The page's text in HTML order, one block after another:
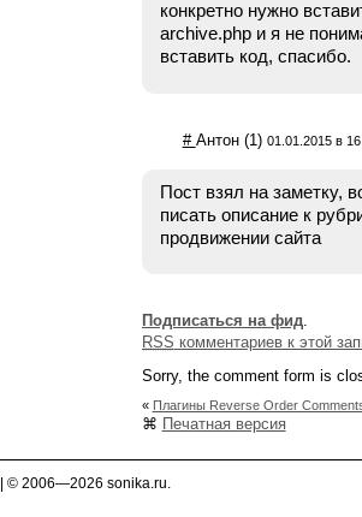
конкретно нужно
archive.php и я не
вставить код, спасибо.
# Антон (1) 01.01.2015 в
Пост взял на заметку,
писать описание к
продвижении сайта
Подписаться на фид.
RSS комментариев к этой
Sorry, the comment form is
« Плагины Reverse Order
⌘ Печатная версия
| © 2006—2026 sonika.ru.